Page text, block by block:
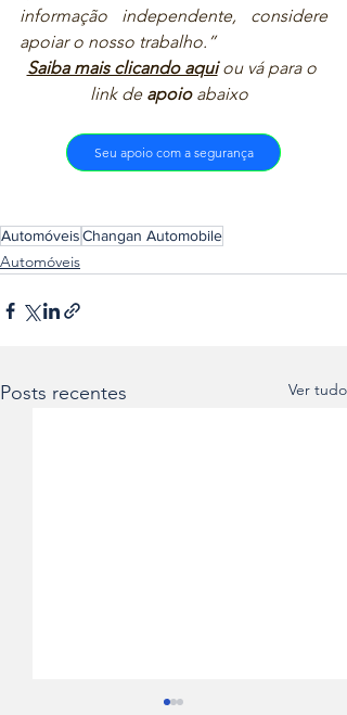
informação independente, considere
apoiar o nosso trabalho.”
Saiba mais clicando aqui ou vá para o
link de apoio abaixo
Seu apoio com a segurança
AutomóveisChangan Automobile
Automóveis
Posts recentes Ver tudo